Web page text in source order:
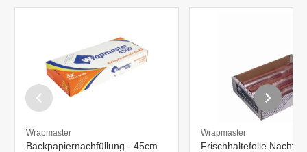
Wrapmaster
Backpapiernachfüllung - 45cm
Wrapmaster
Frischhaltefolie